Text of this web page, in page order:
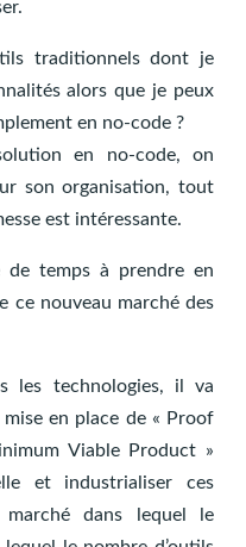
traditionnels dont je
alors que je peux
en no-code ?
en no-code, on
son organisation, tout
est intéressante.
temps à prendre en
ce nouveau marché des
les technologies, il va
en place de « Proof
Viable Product »
et industrialiser ces
dans lequel le